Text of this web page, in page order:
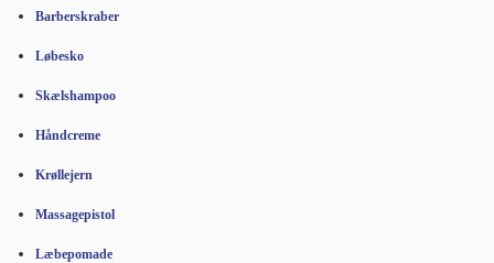
Barberskraber
Løbesko
Skælshampoo
Håndcreme
Krøllejern
Massagepistol
Læbepomade